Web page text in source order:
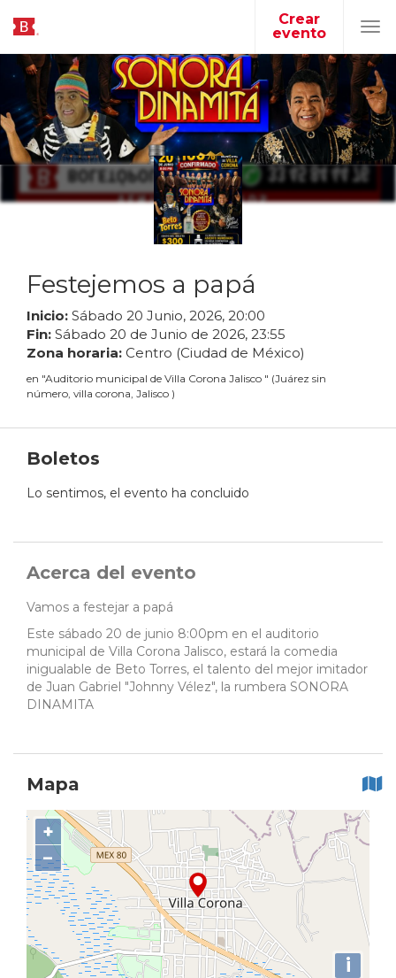
Crear
evento
Festejemos a papá
Inicio: Sábado 20 Junio, 2026, 20:00
Fin: Sábado 20 de Junio de 2026, 23:55
Zona horaria: Centro (Ciudad de México)
en "Auditorio municipal de Villa Corona Jalisco " (Juárez sin
número, villa corona, Jalisco )
Boletos
Lo sentimos, el evento ha concluido
Acerca del evento
Vamos a festejar a papá
Este sábado 20 de junio 8:00pm en el auditorio
municipal de Villa Corona Jalisco, estará la comedia
inigualable de Beto Torres, el talento del mejor imitador
de Juan Gabriel "Johnny Vélez", la rumbera SONORA
DINAMITA
Mapa
+
−
i